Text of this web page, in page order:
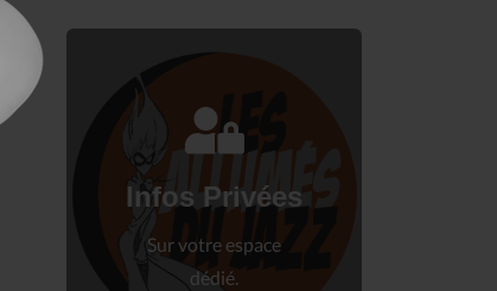
Infos Privées
Sur votre espace
dédié.
Connectez-vous
à votre espace privé.